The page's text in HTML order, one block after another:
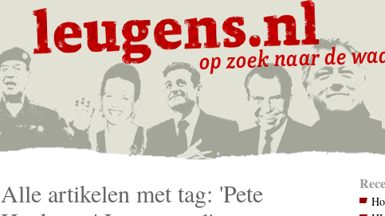
Alle artikelen met tag: 'Pete